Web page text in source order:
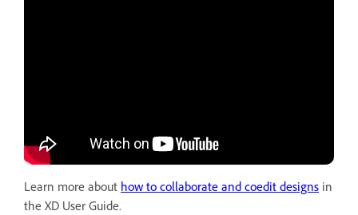
Learn more about how to collaborate and coedit designs in
the XD User Guide.